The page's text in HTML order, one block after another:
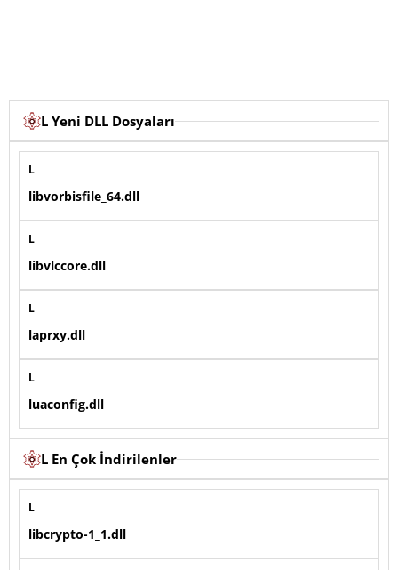
L Yeni DLL Dosyaları
L
libvorbisfile_64.dll
L
libvlccore.dll
L
laprxy.dll
L
luaconfig.dll
L En Çok İndirilenler
L
libcrypto-1_1.dll